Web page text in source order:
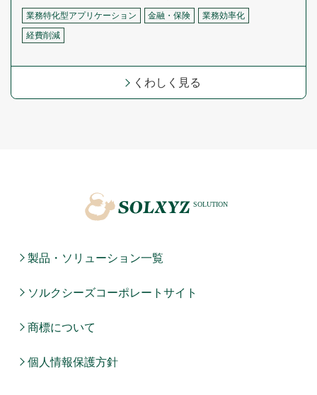
業務特化型アプリケーション 金融・保険
業務効率化
経費削減
くわしく見る
製品・ソリューション一覧
ソルクシーズコーポレートサイト
商標について
個人情報保護方針